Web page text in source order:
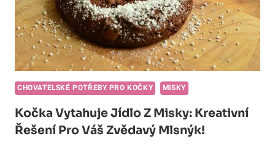
CHOVATELSKÉ POTŘEBY PRO KOČKY MISKY
Kočka Vytahuje Jídlo Z Misky: Kreativní
Řešení Pro Váš Zvědavý Mlsnýk!